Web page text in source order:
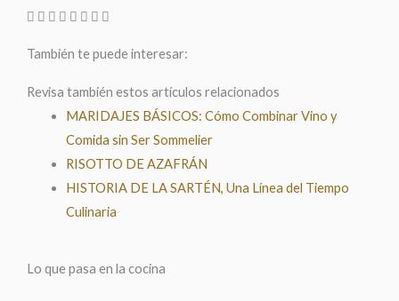
También te puede interesar:
Revisa también estos artículos relacionados
MARIDAJES BÁSICOS: Cómo Combinar Vino y
Comida sin Ser Sommelier
RISOTTO DE AZAFRÁN
HISTORIA DE LA SARTÉN, Una Línea del Tiempo
Culinaria
Lo que pasa en la cocina